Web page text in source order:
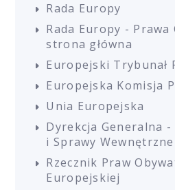
Rada Europy
Rada Europy - Prawa
strona główna
Europejski Trybunał
Europejska Komisja
Unia Europejska
Dyrekcja Generalna
i Sprawy Wewnętrzne
Rzecznik Praw
Europejskiej